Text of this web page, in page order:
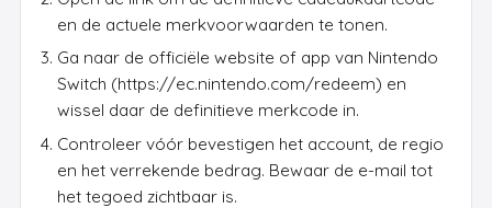
en de actuele merkvoorwaarden te tonen.
Ga naar de officiële website of app van Nintendo
Switch (https://ec.nintendo.com/redeem) en
wissel daar de definitieve merkcode in.
Controleer vóór bevestigen het account, de regio
en het verrekende bedrag. Bewaar de e-mail tot
het tegoed zichtbaar is.